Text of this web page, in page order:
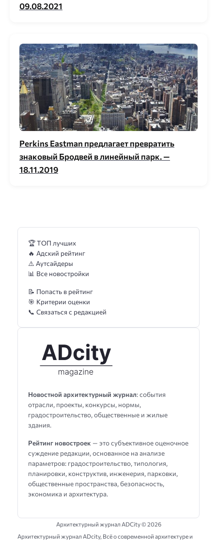
09.08.2021
Perkins Eastman предлагает превратить
знаковый Бродвей в линейный парк. —
18.11.2019
Новостной архитектурный журнал: события
отрасли, проекты, конкурсы, нормы,
градостроительство, общественные и жилые
здания.
Рейтинг новостроек — это субъективное оценочное
суждение редакции, основанное на анализе
параметров: градостроительство, типология,
планировки, конструктив, инженерия, парковки,
общественные пространства, безопасность,
экономика и архитектура.
🏆 ТОП лучших
🔥 Адский рейтинг
⚠️ Аутсайдеры
📊 Все новостройки
📝 Попасть в рейтинг
🎯 Критерии оценки
📞 Связаться с редакцией
Архитектурный журнал ADCity ©2026
Архитектурный журнал ADсity, Всё о современной архитектуре и